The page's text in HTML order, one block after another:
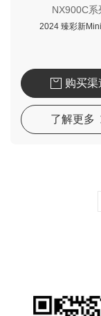
NX900C系
2024 臻彩新
购买渠
了解更多